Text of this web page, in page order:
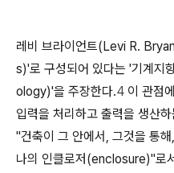
레비 브라이언트(Levi R.
s)'로 구성되어 있다는 '기계
ology)'을 주장한다.4 이 관점
입력을 처리하고 출력을 생산
"건축이 그 안에서, 그것을 통
나의 인클로저(enclosure)"로